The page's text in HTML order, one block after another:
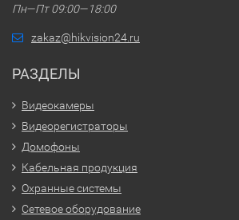
Пн—Пт 09:00—18:00
zakaz@hikvision24.ru
РАЗДЕЛЫ
Видеокамеры
Видеорегистраторы
Домофоны
Кабельная продукция
Охранные системы
Сетевое оборудование